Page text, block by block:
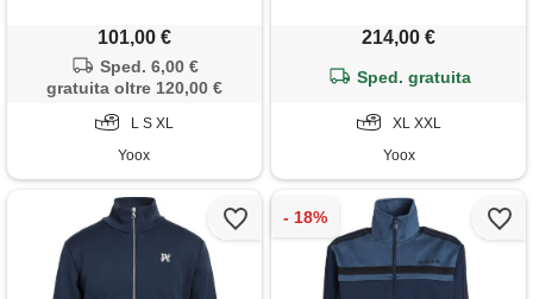
101,00 €
Sped. 6,00 €
gratuita oltre 120,00 €
L S XL
Yoox
214,00 €
Sped. gratuita
XL XXL
Yoox